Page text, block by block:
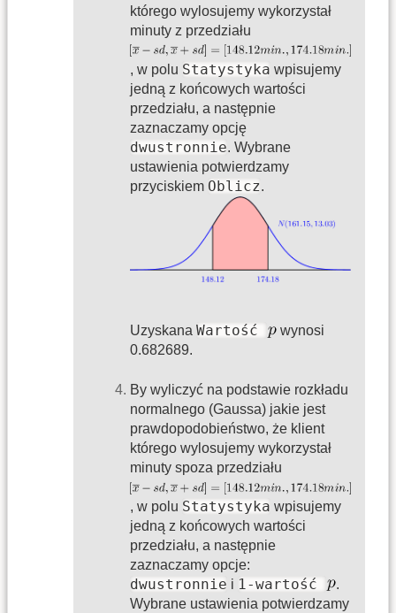
którego wylosujemy wykorzystał
minuty z przedziału
, w polu Statystyka wpisujemy
jedną z końcowych wartości
przedziału, a następnie
zaznaczamy opcję
dwustronnie. Wybrane
ustawienia potwierdzamy
przyciskiem Oblicz.
UzyskanaWartość
wynosi
0.682689.
By wyliczyć na podstawie rozkładu
normalnego (Gaussa) jakie jest
prawdopodobieństwo, że klient
którego wylosujemy wykorzystał
minuty spoza przedziału
, w polu Statystyka wpisujemy
jedną z końcowych wartości
przedziału, a następnie
zaznaczamy opcje:
dwustronnie i 1-wartość
.
Wybrane ustawienia potwierdzamy